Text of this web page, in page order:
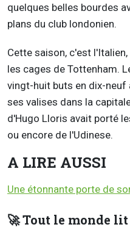
quelques belles bourdes
plans du club londonien.
Cette saison, c'est
les cages de Tottenham.
vingt-huit buts en dix-neuf
ses valises dans la
d'Hugo Lloris avait porté
ou encore de l'Udinese.
A LIRE AUSSI
Une étonnante porte de
🚀 Tout le monde